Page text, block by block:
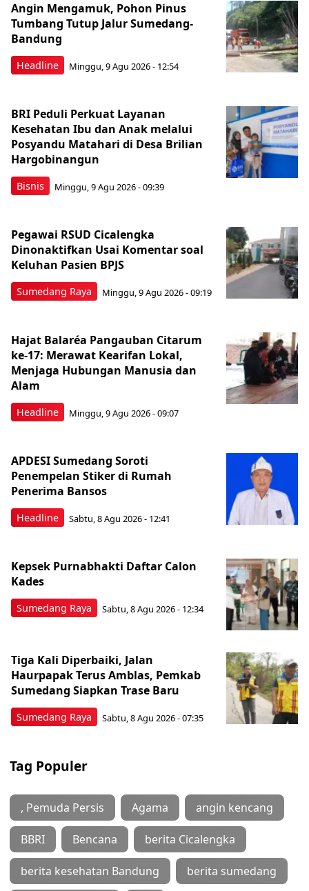
Headline
Angin Mengamuk, Pohon Pinus
Tumbang Tutup Jalur Sumedang-
Bandung
Minggu, 9 Agu 2026 - 12:54
Bisnis
BRI Peduli Perkuat Layanan
Kesehatan Ibu dan Anak melalui
Posyandu Matahari di Desa Brilian
Hargobinangun
Minggu, 9 Agu 2026 - 09:39
Sumedang Raya
Pegawai RSUD Cicalengka
Dinonaktifkan Usai Komentar soal
Keluhan Pasien BPJS
Minggu, 9 Agu 2026 - 09:19
Headline
Hajat Balaréa Pangauban Citarum
ke-17: Merawat Kearifan Lokal,
Menjaga Hubungan Manusia dan
Alam
Minggu, 9 Agu 2026 - 09:07
Headline
APDESI Sumedang Soroti
Penempelan Stiker di Rumah
Penerima Bansos
Sabtu, 8 Agu 2026 - 12:41
Sumedang Raya
Kepsek Purnabhakti Daftar Calon
Kades
Sabtu, 8 Agu 2026 - 12:34
Sumedang Raya
Tiga Kali Diperbaiki, Jalan
Haurpapak Terus Amblas, Pemkab
Sumedang Siapkan Trase Baru
Sabtu, 8 Agu 2026 - 07:35
Tag Populer
, Pemuda Persis Agama angin kencang
BBRI Bencana berita Cicalengka
berita kesehatan Bandung berita sumedang